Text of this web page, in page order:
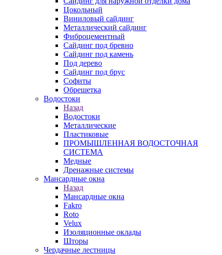
Цокольный
Виниловый сайдинг
Металлический сайдинг
Фиброцементный
Сайдинг под бревно
Сайдинг под камень
Под дерево
Сайдинг под брус
Софиты
Обрешетка
Водостоки
Назад
Водостоки
Металлические
Пластиковые
ПРОМЫШЛЕННАЯ ВОДОСТОЧНАЯ
СИСТЕМА
Медные
Дренажные системы
Мансардные окна
Назад
Мансардные окна
Fakro
Roto
Velux
Изоляционные оклады
Шторы
Чердачные лестницы